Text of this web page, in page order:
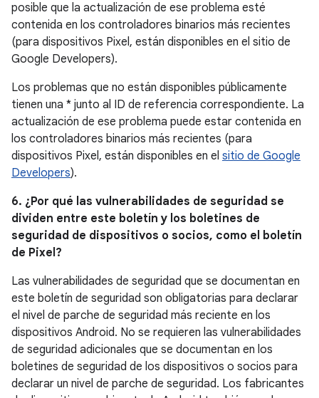
posible que la actualización de ese problema esté
contenida en los controladores binarios más recientes
(para dispositivos Pixel, están disponibles en el sitio de
Google Developers).
Los problemas que no están disponibles públicamente
tienen una * junto al ID de referencia correspondiente. La
actualización de ese problema puede estar contenida en
los controladores binarios más recientes (para
dispositivos Pixel, están disponibles en el sitio de Google
Developers).
6. ¿Por qué las vulnerabilidades de seguridad se
dividen entre este boletín y los boletines de
seguridad de dispositivos o socios, como el boletín
de Pixel?
Las vulnerabilidades de seguridad que se documentan en
este boletín de seguridad son obligatorias para declarar
el nivel de parche de seguridad más reciente en los
dispositivos Android. No se requieren las vulnerabilidades
de seguridad adicionales que se documentan en los
boletines de seguridad de los dispositivos o socios para
declarar un nivel de parche de seguridad. Los fabricantes